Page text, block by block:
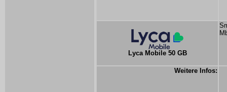
Lyca Mobile 50 GB
Weitere Infos: